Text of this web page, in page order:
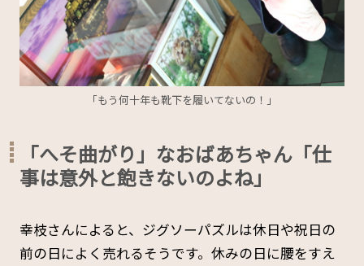
「もう何十年も靴下を履いてないの！」
「へそ曲がり」なおばあちゃん「仕
事は意外と飽きないのよね」
幸枝さんによると、ジグソーパズルは休日や祝日の
前の日によく売れるそうです。休みの日に腰をすえ